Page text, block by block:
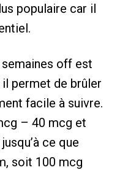
populaire car il
off est
permet de brûler
facile à suivre.
– 40 mcg et
ce que
soit 100 mcg